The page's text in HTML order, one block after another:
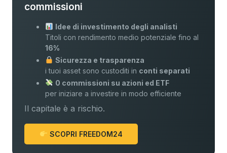
commissioni
Idee di investimento degli analisti
Titoli con rendimento medio potenziale fino al
16%
Sicurezza e trasparenza
i tuoi asset sono custoditi in conti separati
0 commissioni su azioni ed ETF
per iniziare a investire in modo efficiente
Il capitale è a rischio.
SCOPRI FREEDOM24